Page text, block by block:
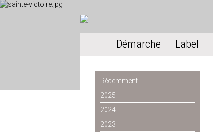
Démarche Label
Récemment
2025
2024
2023